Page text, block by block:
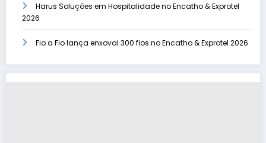
Harus Soluções em Hospitalidade no Encatho & Exprotel
2026
Fio a Fio lança enxoval 300 fios no Encatho & Exprotel 2026